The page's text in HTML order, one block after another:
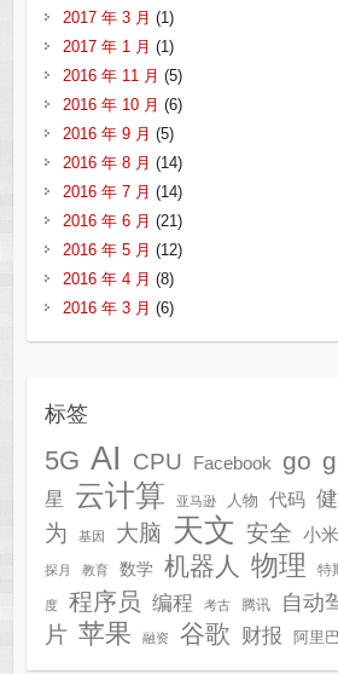
2017 年 3 月 (1)
2017 年 1 月 (1)
2016 年 11 月 (5)
2016 年 10 月 (6)
2016 年 9 月 (5)
2016 年 8 月 (14)
2016 年 7 月 (14)
2016 年 6 月 (21)
2016 年 5 月 (12)
2016 年 4 月 (8)
2016 年 3 月 (6)
标签
5G AI CPU Facebook go
星
云计算 亚马逊 人物 代码
为
基因 大脑 天文 安全 小米
探月 教育 数学 机器人 物理 特
度 程序员 编程 考古 腾讯 自动
片 苹果 融资 谷歌 财报 阿里